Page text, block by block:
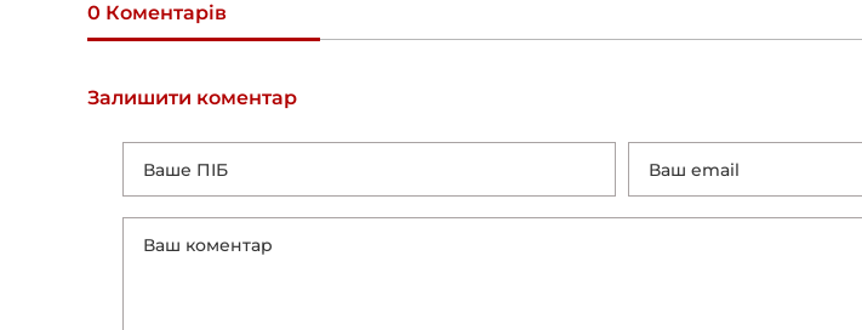
0 Коментарів
Залишити коментар